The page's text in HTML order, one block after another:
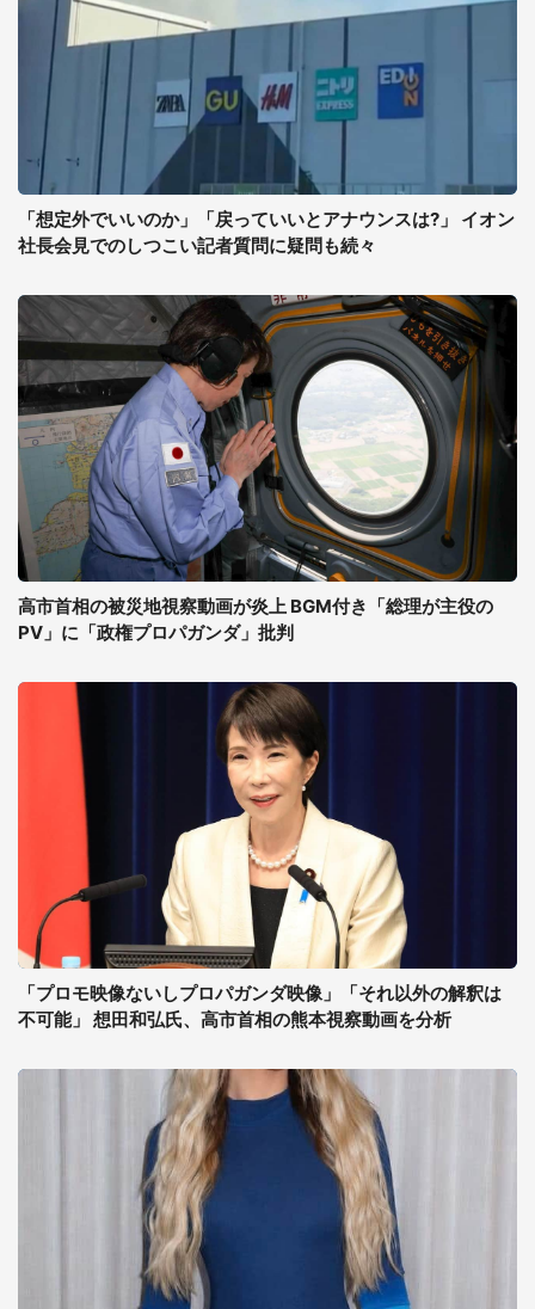
「想定外でいいのか」「戻っていいとアナウンスは?」 イオン
社長会見でのしつこい記者質問に疑問も続々
高市首相の被災地視察動画が炎上 BGM付き「総理が主役の
PV」に「政権プロパガンダ」批判
「プロモ映像ないしプロパガンダ映像」「それ以外の解釈は
不可能」 想田和弘氏、高市首相の熊本視察動画を分析